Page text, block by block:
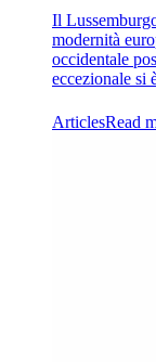
Il
modernità
occidentale
eccezionale si
ArticlesRead